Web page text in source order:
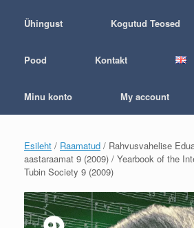
Ühingust Kogutud Teosed
Pood Kontakt
Minu konto My account
Esileht / Raamatud / Rahvusvahelise
aastaraamat 9 (2009) / Yearbook of the
Tubin Society 9 (2009)